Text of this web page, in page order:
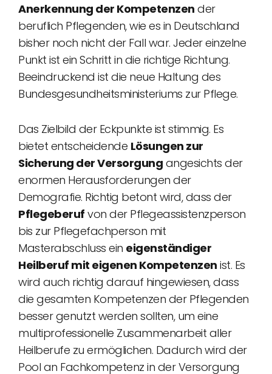
Anerkennung der Kompetenzen der
beruflich Pflegenden, wie es in Deutschland
bisher noch nicht der Fall war. Jeder einzelne
Punkt ist ein Schritt in die richtige Richtung.
Beeindruckend ist die neue Haltung des
Bundesgesundheitsministeriums zur Pflege.
Das Zielbild der Eckpunkte ist stimmig. Es
bietet entscheidende Lösungen zur
Sicherung der Versorgung angesichts der
enormen Herausforderungen der
Demografie. Richtig betont wird, dass der
Pflegeberuf von der Pflegeassistenzperson
bis zur Pflegefachperson mit
Masterabschluss ein eigenständiger
Heilberuf mit eigenen Kompetenzen ist. Es
wird auch richtig darauf hingewiesen, dass
die gesamten Kompetenzen der Pflegenden
besser genutzt werden sollten, um eine
multiprofessionelle Zusammenarbeit aller
Heilberufe zu ermöglichen. Dadurch wird der
Pool an Fachkompetenz in der Versorgung